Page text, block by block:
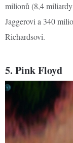
milionů (8,4
Jaggerovi a 340
Richardsovi.
5. Pink Floyd